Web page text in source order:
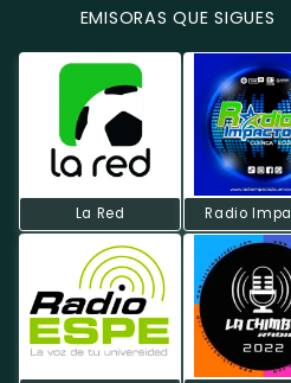
EMISORAS QUE SIGUES
La Red Radio